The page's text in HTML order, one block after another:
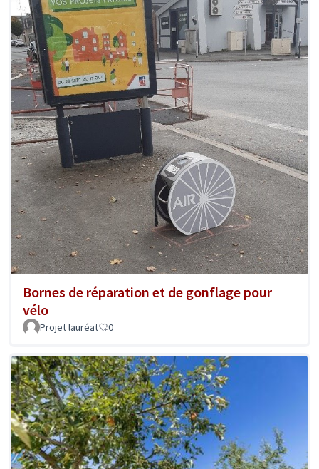
Bornes de réparation et de gonflage pour
vélo
Projet lauréat 0